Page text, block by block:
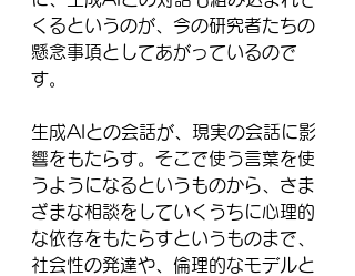
くるというのが、今の研究者たちの
懸念事項としてあがっているので
す。
生成AIとの会話が、現実の会話に影
響をもたらす。そこで使う言葉を使
うようになるというものから、さま
ざまな相談をしていくうちに心理的
な依存をもたらすというものまで、
社会性の発達や、倫理的なモデルと